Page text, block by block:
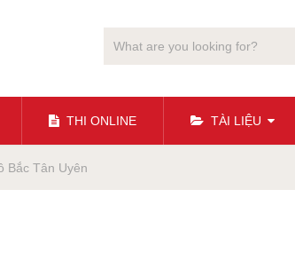
THI ONLINE TÀI LIỆU
Bắc Tân Uyên